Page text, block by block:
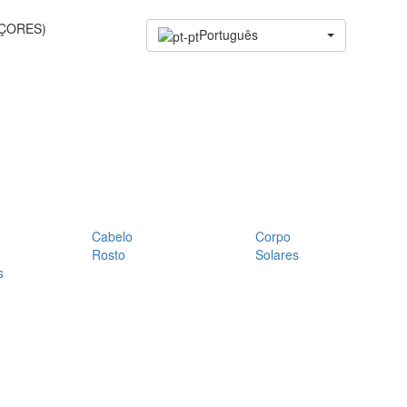
Português
Cabelo
Corpo
Rosto
Solares